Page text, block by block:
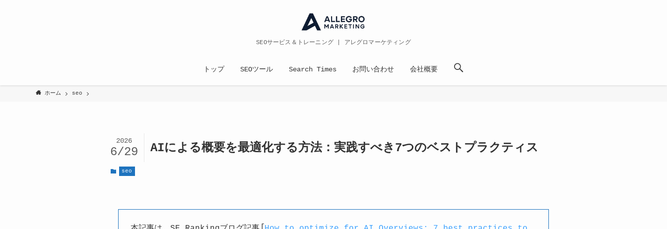
SEOサービス＆トレーニング | アレグロマーケティング
トップ SEOツール Search Times お問い合わせ 会社概要
ホーム seo
AIによる概要を最適化する方法：実践すべき7つのベストプラクティス
2026
6/29
seo